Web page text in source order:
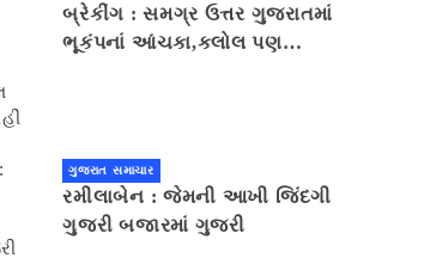
બ્રેકીંગ : સમગ્ર ઉત્તર ગુજરાતમાં
ભૂકંપનાં આંચકા,કલોલ પણ
ગુજરાત સમાચાર
રમીલાબેન : જેમની આખી જિંદગી
ગુજરી બજારમાં ગુજરી